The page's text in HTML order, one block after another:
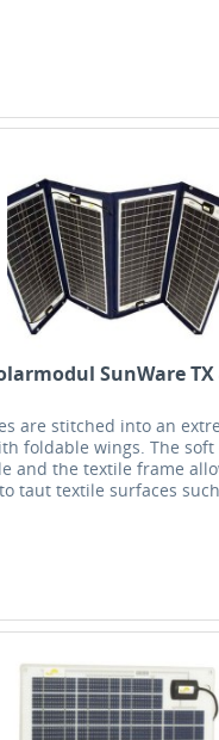
SunWare TX
are stitched into an
foldable wings. The
and the textile frame
taut textile surfaces